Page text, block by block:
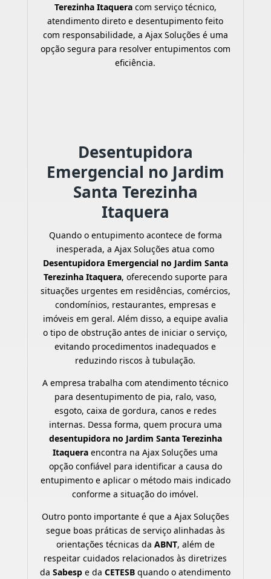
Terezinha Itaqueracom serviço técnico,
atendimento direto e desentupimento feito
com responsabilidade, a Ajax Soluções é uma
opção segura para resolver entupimentos com
eficiência.
Desentupidora
Emergencial no Jardim
Santa Terezinha
Itaquera
Quando o entupimento acontece de forma
inesperada, a Ajax Soluções atua como
Desentupidora Emergencial no Jardim Santa
Terezinha Itaquera, oferecendo suporte para
situações urgentes em residências, comércios,
condomínios, restaurantes, empresas e
imóveis em geral. Além disso, a equipe avalia
o tipo de obstrução antes de iniciar o serviço,
evitando procedimentos inadequados e
reduzindo riscos à tubulação.
A empresa trabalha com atendimento técnico
para desentupimento de pia, ralo, vaso,
esgoto, caixa de gordura, canos e redes
internas. Dessa forma, quem procura uma
desentupidora no Jardim Santa Terezinha
Itaquera encontra na Ajax Soluções uma
opção confiável para identificar a causa do
entupimento e aplicar o método mais indicado
conforme a situação do imóvel.
Outro ponto importante é que a Ajax Soluções
segue boas práticas de serviço alinhadas às
orientações técnicas da ABNT, além de
respeitar cuidados relacionados às diretrizes
daSabesp e daCETESB quando o atendimento